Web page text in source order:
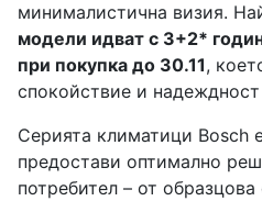
минималистична визия.
модели идват с 3+2*
при покупка до 30.11,
спокойствие и
Серията климатици Bosch
предостави оптимално
потребител – от